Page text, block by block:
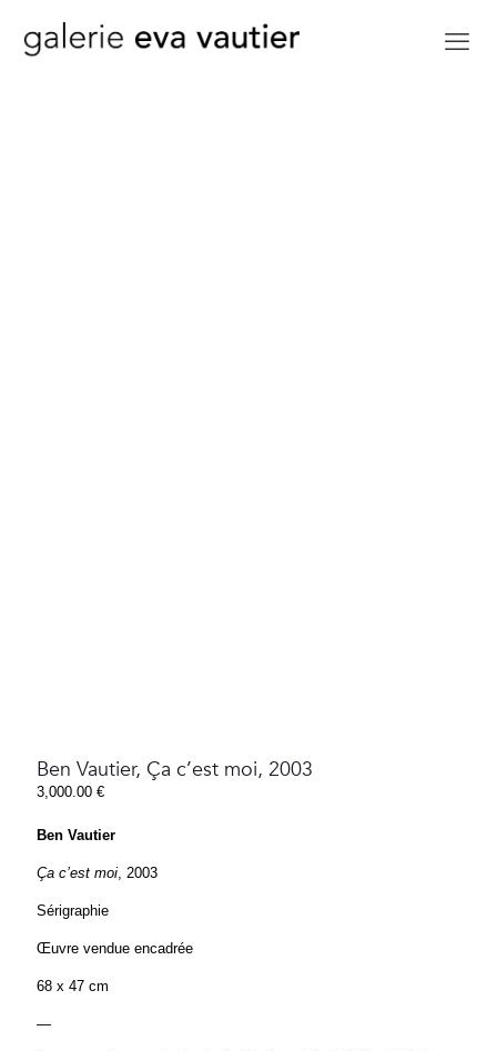
Ben Vautier, Ça c’est moi, 2003
3,000.00 €
Ben Vautier
Ça c’est moi , 2003
Sérigraphie
Œuvre vendue encadrée
68 x 47 cm
—